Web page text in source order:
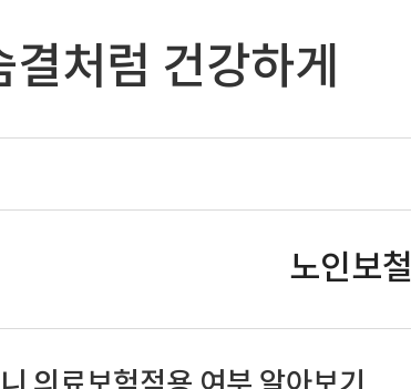
결처럼 건강하게
노인보